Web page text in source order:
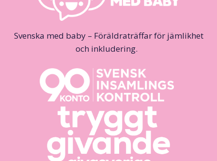
Svenska med baby – Föräldraträffar för jämlikhet
och inkludering.